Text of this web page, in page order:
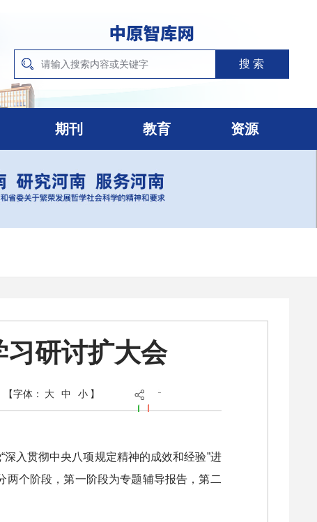
期刊 教育 资源
研讨扩大会
【字体： 大 中 小 】
入贯彻中央八项规定精神的成效和经验”进
个阶段，第一阶段为专题辅导报告，第二